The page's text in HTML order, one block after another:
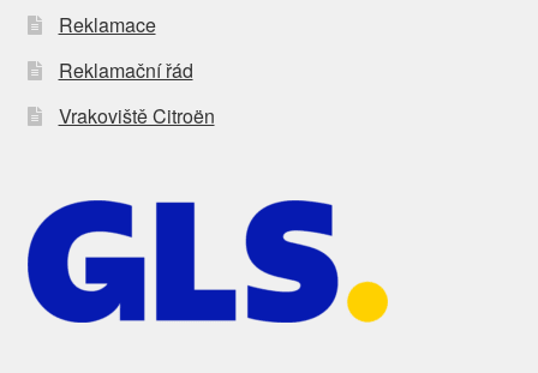
Reklamace
Reklamační řád
Vrakoviště Citroën